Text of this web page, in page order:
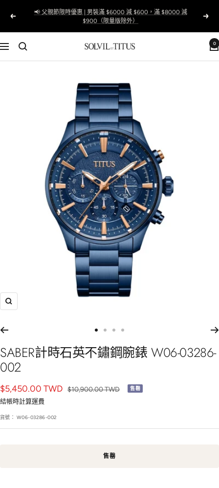
以
前
📢 父親節限時優惠 | 男裝滿 $6000 減 $600，滿 $8000 減
$900（限量版除外）
下
一
個
導
航
Solvil
et
Taiwan
0
放
往
幻
1
往
幻
2
往
幻
3
往
幻
SABER計時石英不鏽鋼腕錶 W06-03286-
002
銷
售
價
格
$5,450.00 TWD 正
$10,900.00 TWD 售罄
結帳時計算運費
貨號： W06-03286-002
售罄